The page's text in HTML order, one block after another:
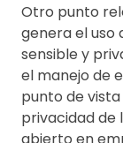
Otro punto
genera el uso
sensible y
el manejo de
punto de
privacidad de
abierto en